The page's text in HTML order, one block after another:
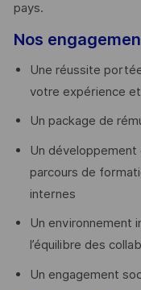
pays. ​
Nos
Une réussite
votre expérience
Un package de
Un
parcours de
internes
Un environnement
l’équilibre des
Un engagement